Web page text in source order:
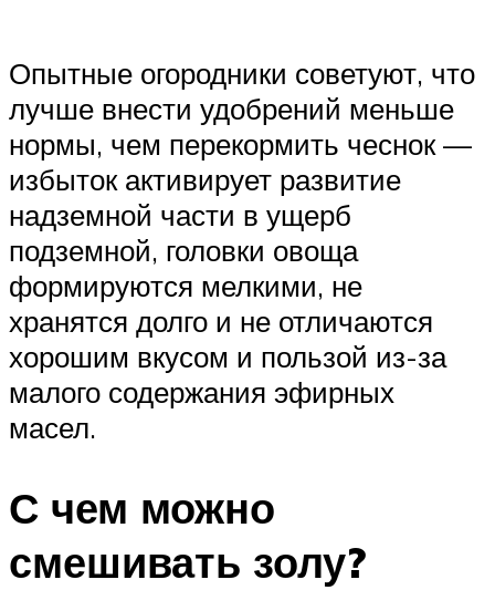
Опытные огородники советуют, что
лучше внести удобрений меньше
нормы, чем перекормить чеснок —
избыток активирует развитие
надземной части в ущерб
подземной, головки овоща
формируются мелкими, не
хранятся долго и не отличаются
хорошим вкусом и пользой из-за
малого содержания эфирных
масел.
С чем можно
смешивать золу?